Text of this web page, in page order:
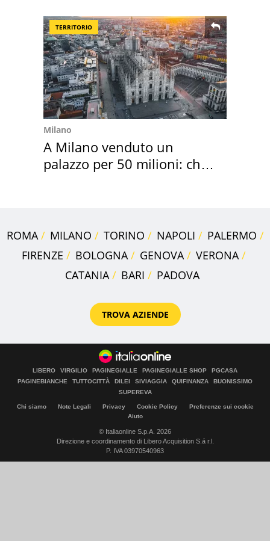
TERRITORIO
Milano
A Milano venduto un
palazzo per 50 milioni: chi
ROMA MILANO TORINO NAPOLI
PALERMO
FIRENZE
BOLOGNA GENOVA
VERONA
CATANIA
BARI PADOVA
TROVA AZIENDE
LIBERO VIRGILIO PAGINEGIALLE PAGINEGIALLE SHOP
PGCASA
PAGINEBIANCHE
TUTTOCITTÀ DILEI SIVIAGGIA QUIFINANZA
BUONISSIMO
SUPEREVA
Chi siamo Note Legali Privacy Cookie Policy
Preferenze sui cookie
Aiuto
© Italiaonline S.p.A. 2026
Direzione e coordinamento di Libero Acquisition S.á r.l.
P. IVA 03970540963